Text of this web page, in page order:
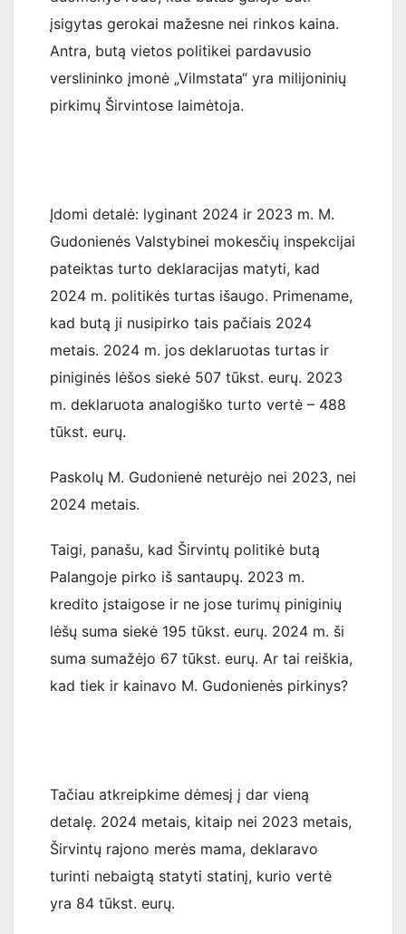
įsigytas gerokai mažesne nei rinkos kaina.
Antra, butą vietos politikei pardavusio
verslininko įmonė „Vilmstata“ yra milijoninių
pirkimų Širvintose laimėtoja.
Įdomi detalė: lyginant 2024 ir 2023 m. M.
Gudonienės Valstybinei mokesčių inspekcijai
pateiktas turto deklaracijas matyti, kad
2024 m. politikės turtas išaugo. Primename,
kad butą ji nusipirko tais pačiais 2024
metais. 2024 m. jos deklaruotas turtas ir
piniginės lėšos siekė 507 tūkst. eurų. 2023
m. deklaruota analogiško turto vertė – 488
tūkst. eurų.
Paskolų M. Gudonienė neturėjo nei 2023, nei
2024 metais.
Taigi, panašu, kad Širvintų politikė butą
Palangoje pirko iš santaupų. 2023 m.
kredito įstaigose ir ne jose turimų piniginių
lėšų suma siekė 195 tūkst. eurų. 2024 m. ši
suma sumažėjo 67 tūkst. eurų. Ar tai reiškia,
kad tiek ir kainavo M. Gudonienės pirkinys?
Tačiau atkreipkime dėmesį į dar vieną
detalę. 2024 metais, kitaip nei 2023 metais,
Širvintų rajono merės mama, deklaravo
turinti nebaigtą statyti statinį, kurio vertė
yra 84 tūkst. eurų.